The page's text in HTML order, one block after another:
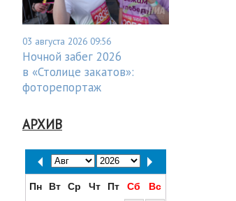
03 августа 2026 09:56
Ночной забег 2026
в «Столице закатов»:
фоторепортаж
АРХИВ
Пн Вт Ср Чт Пт Сб
Вс